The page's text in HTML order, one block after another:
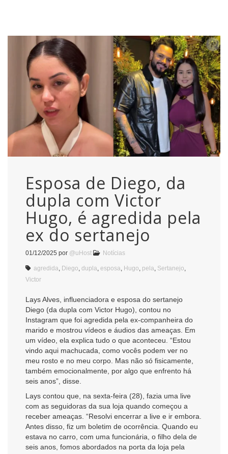
Esposa de Diego, da
dupla com Victor
Hugo, é agredida pela
ex do sertanejo
01/12/2025 por @uHost Notícias
agredida Diego dupla esposa Hugo pela Sertanejo
Victor
Lays Alves, influenciadora e esposa do sertanejo
Diego (da dupla com Victor Hugo), contou no
Instagram que foi agredida pela ex-companheira do
marido e mostrou vídeos e áudios das ameaças. Em
um vídeo, ela explica tudo o que aconteceu. “Estou
vindo aqui machucada, como vocês podem ver no
meu rosto e no meu corpo. Mas não só fisicamente,
também emocionalmente, por algo que enfrento há
seis anos”, disse.
Lays contou que, na sexta-feira (28), fazia uma live
com as seguidoras da sua loja quando começou a
receber ameaças. “Resolvi encerrar a live e ir embora.
Antes disso, fiz um boletim de ocorrência. Quando eu
estava no carro, com uma funcionária, o filho dela de
seis anos, fomos abordados na porta da loja pela